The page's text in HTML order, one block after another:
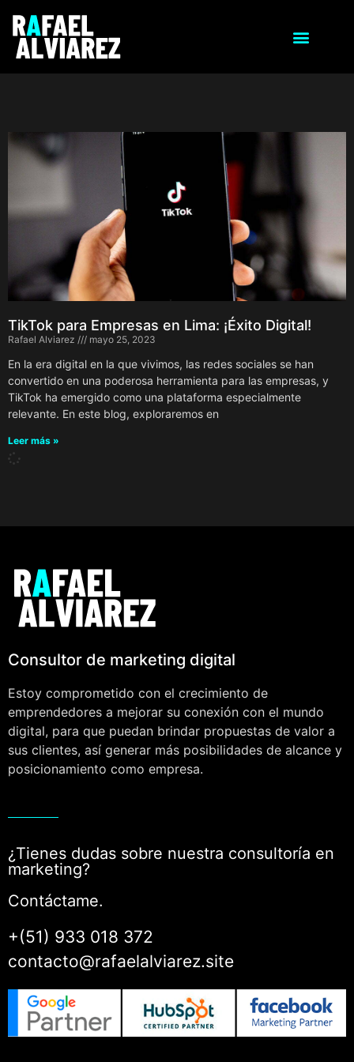
TikTok para Empresas en Lima: ¡Éxito Digital!
Rafael Alviarez mayo 25, 2023
En la era digital en la que vivimos, las redes sociales se han
convertido en una poderosa herramienta para las empresas, y
TikTok ha emergido como una plataforma especialmente
relevante. En este blog, exploraremos en
Leer más »
Consultor de marketing digital
Estoy comprometido con el crecimiento de
emprendedores a mejorar su conexión con el mundo
digital, para que puedan brindar propuestas de valor a
sus clientes, así generar más posibilidades de alcance y
posicionamiento como empresa.
¿Tienes dudas sobre nuestra consultoría en
marketing?
Contáctame.
+(51) 933 018 372
contacto@rafaelalviarez.site